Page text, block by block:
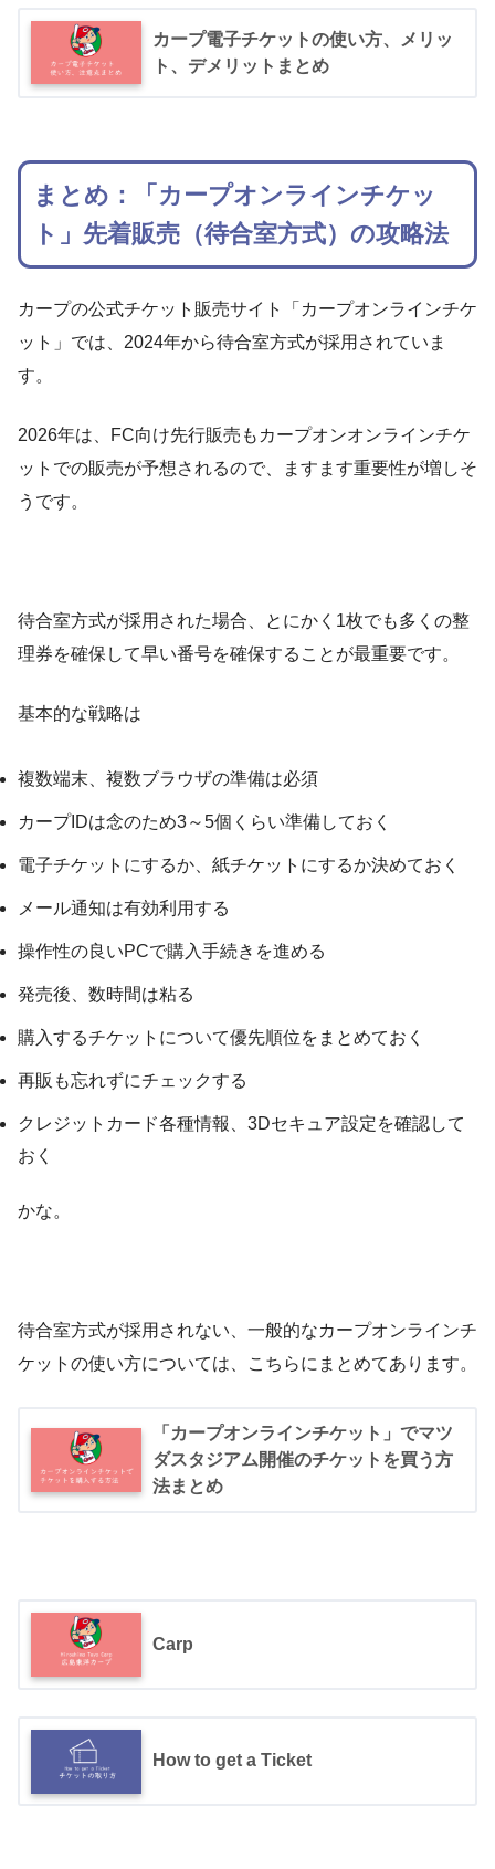
カープ電子チケットの使い方、メリッ
ト、デメリットまとめ
まとめ：「カープオンラインチケッ
ト」先着販売（待合室方式）の攻略法
カープの公式チケット販売サイト「カープオンラインチケ
ット」では、2024年から待合室方式が採用されていま
す。
2026年は、FC向け先行販売もカープオンオンラインチケ
ットでの販売が予想されるので、ますます重要性が増しそ
うです。
待合室方式が採用された場合、とにかく1枚でも多くの整
理券を確保して早い番号を確保することが最重要です。
基本的な戦略は
複数端末、複数ブラウザの準備は必須
カープIDは念のため3～5個くらい準備しておく
電子チケットにするか、紙チケットにするか決めておく
メール通知は有効利用する
操作性の良いPCで購入手続きを進める
発売後、数時間は粘る
購入するチケットについて優先順位をまとめておく
再販も忘れずにチェックする
クレジットカード各種情報、3Dセキュア設定を確認して
おく
かな。
待合室方式が採用されない、一般的なカープオンラインチ
ケットの使い方については、こちらにまとめてあります。
「カープオンラインチケット」でマツ
ダスタジアム開催のチケットを買う方
法まとめ
Carp
How to get a Ticket